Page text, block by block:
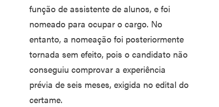
função de assistente de alunos, e foi
nomeado para ocupar o cargo. No
entanto, a nomeação foi posteriormente
tornada sem efeito, pois o candidato não
conseguiu comprovar a experiência
prévia de seis meses, exigida no edital do
certame.